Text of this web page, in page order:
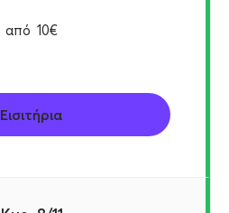
από 10€
Εισιτήρια